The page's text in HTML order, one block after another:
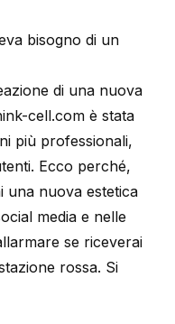
bisogno di un
di una nuova
cell.com è stata
più professionali,
Ecco perché,
una nuova estetica
media e nelle
se riceverai
rossa. Si